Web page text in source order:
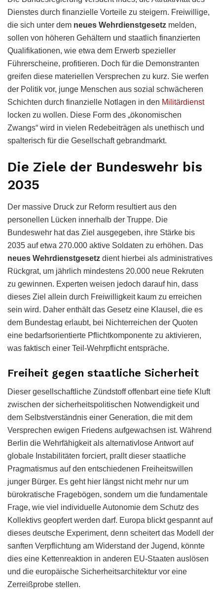
Dienstes durch finanzielle Vorteile zu steigern. Freiwillige,
die sich unter dem neues Wehrdienstgesetz melden,
sollen von höheren Gehältern und staatlich finanzierten
Qualifikationen, wie etwa dem Erwerb spezieller
Führerscheine, profitieren. Doch für die Demonstranten
greifen diese materiellen Versprechen zu kurz. Sie werfen
der Politik vor, junge Menschen aus sozial schwächeren
Schichten durch finanzielle Notlagen in den Militärdienst
locken zu wollen. Diese Form des „ökonomischen
Zwangs“ wird in vielen Redebeiträgen als unethisch und
spalterisch für die Gesellschaft gebrandmarkt.
Die Ziele der Bundeswehr bis
2035
Der massive Druck zur Reform resultiert aus den
personellen Lücken innerhalb der Truppe. Die
Bundeswehr hat das Ziel ausgegeben, ihre Stärke bis
2035 auf etwa 270.000 aktive Soldaten zu erhöhen. Das
neues Wehrdienstgesetz dient hierbei als administratives
Rückgrat, um jährlich mindestens 20.000 neue Rekruten
zu gewinnen. Experten weisen jedoch darauf hin, dass
dieses Ziel allein durch Freiwilligkeit kaum zu erreichen
sein wird. Daher enthält das Gesetz eine Klausel, die es
dem Bundestag erlaubt, bei Nichterreichen der Quoten
eine bedarfsorientierte Pflichtkomponente zu aktivieren,
was faktisch einer Teil-Wehrpflicht entspräche.
Freiheit gegen staatliche Sicherheit
Dieser gesellschaftliche Zündstoff offenbart eine tiefe Kluft
zwischen der sicherheitspolitischen Notwendigkeit und
dem Selbstverständnis einer Generation, die mit dem
Versprechen ewigen Friedens aufgewachsen ist. Während
Berlin die Wehrfähigkeit als alternativlose Antwort auf
globale Instabilitäten forciert, prallt dieser staatliche
Pragmatismus auf den entschiedenen Freiheitswillen
junger Bürger. Es geht hier längst nicht mehr nur um
bürokratische Fragebögen, sondern um die fundamentale
Frage, wie viel individuelle Autonomie dem Schutz des
Kollektivs geopfert werden darf. Europa blickt gespannt auf
dieses deutsche Experiment, denn scheitert das Modell der
sanften Verpflichtung am Widerstand der Jugend, könnte
dies eine Kettenreaktion in anderen EU-Staaten auslösen
und die europäische Sicherheitsarchitektur vor eine
Zerreißprobe stellen.